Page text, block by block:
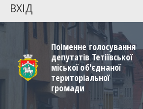
ВХІД
Поіменне голосування
депутатів Тетіївської
міської об'єднаної
територіальної
громади